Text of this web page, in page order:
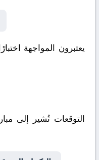
يعتبرون المواجهة
التوقعات تُشير إلى